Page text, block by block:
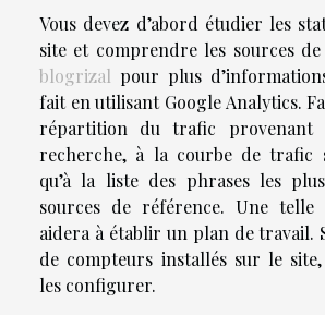
Vous devez d’abord étudier les
site et comprendre les sources
blogrizal pour plus
fait en utilisant Google Analytics.
répartition du trafic provenant
recherche, à la courbe de trafic
qu’à la liste des phrases les
sources de référence. Une telle
aidera à établir un plan de travail.
de compteurs installés sur le
les configurer.